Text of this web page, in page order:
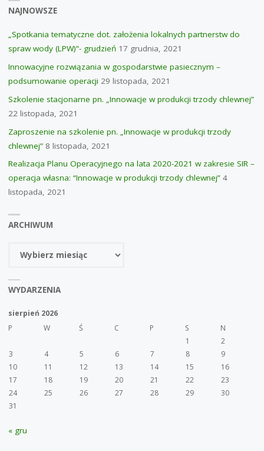
STRATOM
AZOTU
ORAZ
OPTYMALIZACJA
WARUNKÓW
GLEBOWO-
WODNYCH
NAJNOWSZE
„Spotkania tematyczne dot. założenia lokalnych partnerstw do
spraw wody (LPW)”- grudzień 17 grudnia, 2021
Innowacyjne rozwiązania w gospodarstwie pasiecznym –
podsumowanie operacji 29 listopada, 2021
Szkolenie stacjonarne pn. „Innowacje w produkcji trzody chlewnej”
22 listopada, 2021
Zaproszenie na szkolenie pn. „Innowacje w produkcji trzody
chlewnej” 8 listopada, 2021
Realizacja Planu Operacyjnego na lata 2020-2021 w zakresie SIR –
operacja własna: “Innowacje w produkcji trzody chlewnej” 4
listopada, 2021
ARCHIWUM
WYDARZENIA
sierpień 2026
P
W Ś C P S
N
1
2
3
4 5 6 7 8
9
10
11 12 13 14 15
16
17
18 19 20 21 22
23
24
25 26 27 28 29
30
31
« gru